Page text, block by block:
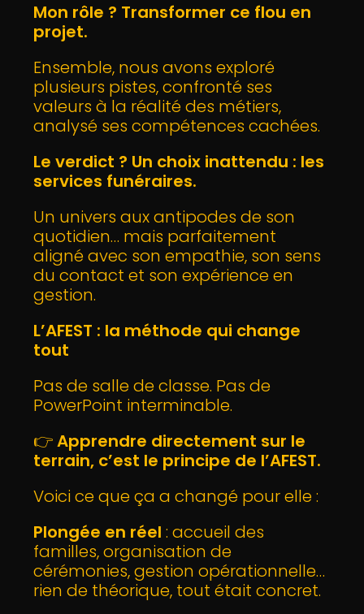
Mon rôle ? Transformer ce flou en
projet.
Ensemble, nous avons exploré
plusieurs pistes, confronté ses
valeurs à la réalité des métiers,
analysé ses compétences cachées.
Le verdict ? Un choix inattendu : les
services funéraires.
Un univers aux antipodes de son
quotidien… mais parfaitement
aligné avec son empathie, son sens
du contact et son expérience en
gestion.
L’AFEST : la méthode qui change
tout
Pas de salle de classe. Pas de
PowerPoint interminable.
👉Apprendre directement sur le
terrain, c’est le principe de l’AFEST.
Voici ce que ça a changé pour elle :
Plongée en réel : accueil des
familles, organisation de
cérémonies, gestion opérationnelle…
rien de théorique, tout était concret.